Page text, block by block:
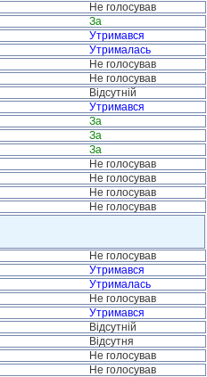
Не голосував
За
Утримався
Утрималась
Не голосував
Не голосував
Відсутній
Утримався
За
За
За
Не голосував
Не голосував
Не голосував
Не голосував
Не голосував
Утримався
Утрималась
Не голосував
Утримався
Відсутній
Відсутня
Не голосував
Не голосував